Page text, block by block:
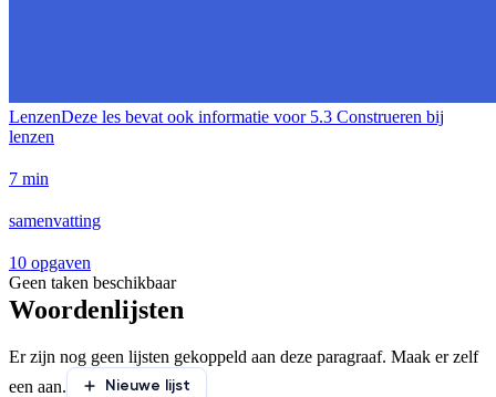
LenzenDeze les bevat ook informatie voor 5.3 Construeren bij
lenzen
7 min
samenvatting
10 opgaven
Geen taken beschikbaar
Woordenlijsten
Er zijn nog geen lijsten gekoppeld aan deze paragraaf. Maak er zelf
een aan.
Nieuwe lijst